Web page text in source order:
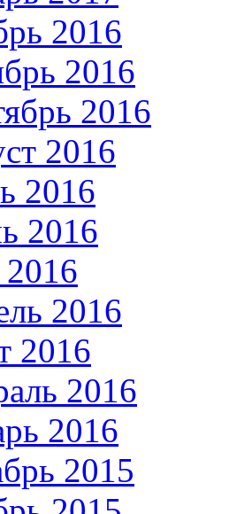
2016
2016
2016
2016
2016
2016
2016
2016
2016
2016
2015